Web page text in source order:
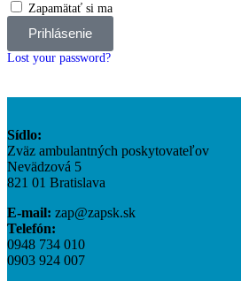
Zapamätať si ma
Prihlásenie
Lost your password?
Sídlo:
Zväz ambulantných poskytovateľov
Nevädzová 5
821 01 Bratislava
E-mail: zap@zapsk.sk
Telefón:
0948 734 010
0903 924 007